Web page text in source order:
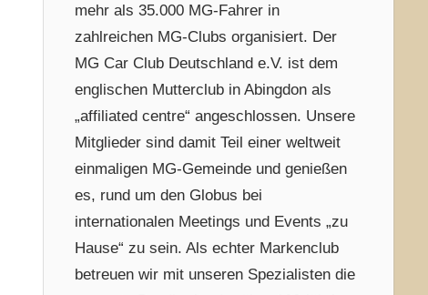
mehr als 35.000 MG-Fahrer in
zahlreichen MG-Clubs organisiert. Der
MG Car Club Deutschland e.V. ist dem
englischen Mutterclub in Abingdon als
„affiliated centre“ angeschlossen. Unsere
Mitglieder sind damit Teil einer weltweit
einmaligen MG-Gemeinde und genießen
es, rund um den Globus bei
internationalen Meetings und Events „zu
Hause“ zu sein. Als echter Markenclub
betreuen wir mit unseren Spezialisten die